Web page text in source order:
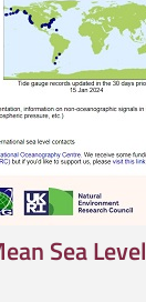
Sea Level